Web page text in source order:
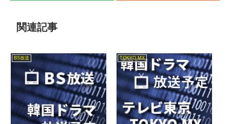
関連記事
BS放送 TOKYO MX